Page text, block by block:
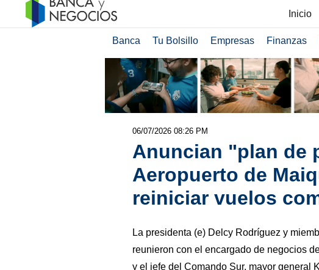
Inicio
Banca Tu Bolsillo Empresas Finanzas
06/07/2026 08:26 PM
Anuncian "plan de
Aeropuerto de
reiniciar vuelos
La presidenta (e) Delcy Rodríguez y
reunieron con el encargado de negocios
y el jefe del Comando Sur, mayor general